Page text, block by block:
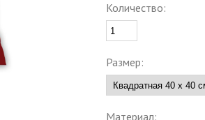
Количество:
Размер:
Материал: